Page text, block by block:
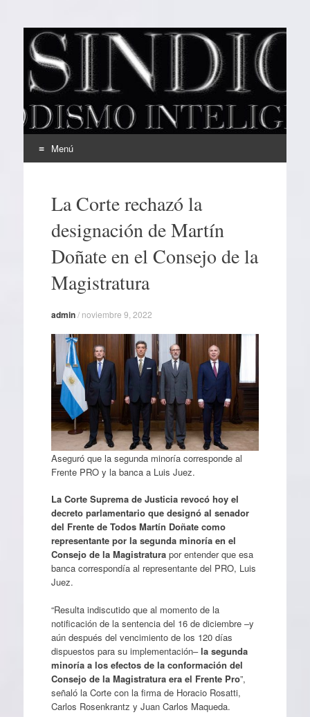
EL SINDICAL
Periodismo Inteligente
Menú
contenidoLa Corte rechazó la
designación de Martín
Doñate en el Consejo de la
Magistratura
admin/ noviembre 9, 2022
Aseguró que la segunda minoría corresponde al
Frente PRO y la banca a Luis Juez.
La Corte Suprema de Justicia revocó hoy el
decreto parlamentario que designó al senador
del Frente de Todos Martín Doñate como
representante por la segunda minoría en el
Consejo de la Magistraturapor entender que esa
banca correspondía al representante del PRO, Luis
Juez.
“Resulta indiscutido que al momento de la
notificación de la sentencia del 16 de diciembre –y
aún después del vencimiento de los 120 días
dispuestos para su implementación–la segunda
minoría a los efectos de la conformación del
Consejo de la Magistratura era el Frente Pro”,
señaló la Corte con la firma de Horacio Rosatti,
Carlos Rosenkrantz y Juan Carlos Maqueda.